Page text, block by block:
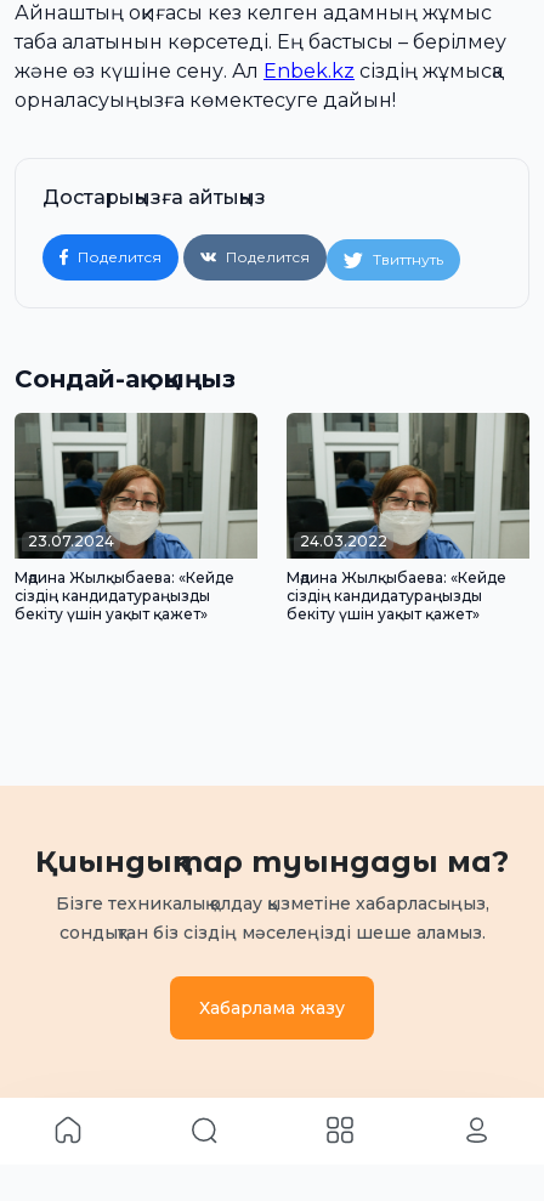
Айнаштың оқиғасы кез келген адамның жұмыс
таба алатынын көрсетеді. Ең бастысы – берілмеу
және өз күшіне сену. Ал Enbek.kz сіздің жұмысқа
орналасуыңызға көмектесуге дайын!
Достарыңызға айтыңыз
Поделится Поделится Твиттнуть
Сондай-ақ оқыңыз
23.07.2024
Мәдина Жылқыбаева: «Кейде
сіздің кандидатураңызды
бекіту үшін уақыт қажет»
24.03.2022
Мәдина Жылқыбаева: «Кейде
сіздің кандидатураңызды
бекіту үшін уақыт қажет»
Қиындықтар туындады ма?
Бізге техникалық қолдау қызметіне хабарласыңыз,
сондықтан біз сіздің мәселеңізді шеше аламыз.
Хабарлама жазу